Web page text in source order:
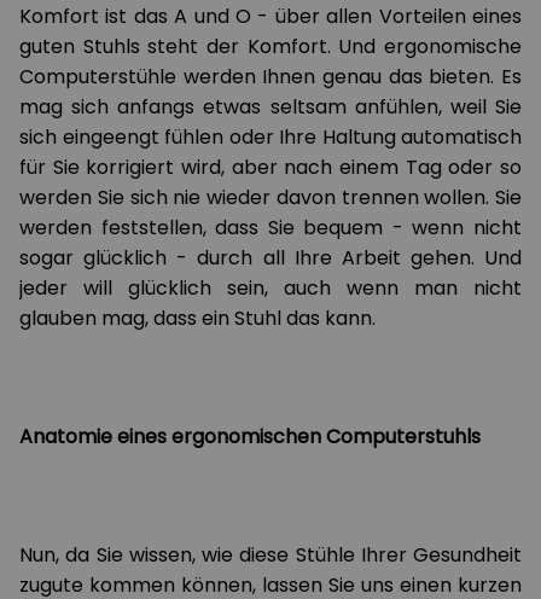
Komfort ist das A und O - über allen Vorteilen eines
guten Stuhls steht der Komfort. Und ergonomische
Computerstühle werden Ihnen genau das bieten. Es
mag sich anfangs etwas seltsam anfühlen, weil Sie
sich eingeengt fühlen oder Ihre Haltung automatisch
für Sie korrigiert wird, aber nach einem Tag oder so
werden Sie sich nie wieder davon trennen wollen. Sie
werden feststellen, dass Sie bequem - wenn nicht
sogar glücklich - durch all Ihre Arbeit gehen. Und
jeder will glücklich sein, auch wenn man nicht
glauben mag, dass ein Stuhl das kann.
Anatomie eines ergonomischen Computerstuhls
Nun, da Sie wissen, wie diese Stühle Ihrer Gesundheit
zugute kommen können, lassen Sie uns einen kurzen